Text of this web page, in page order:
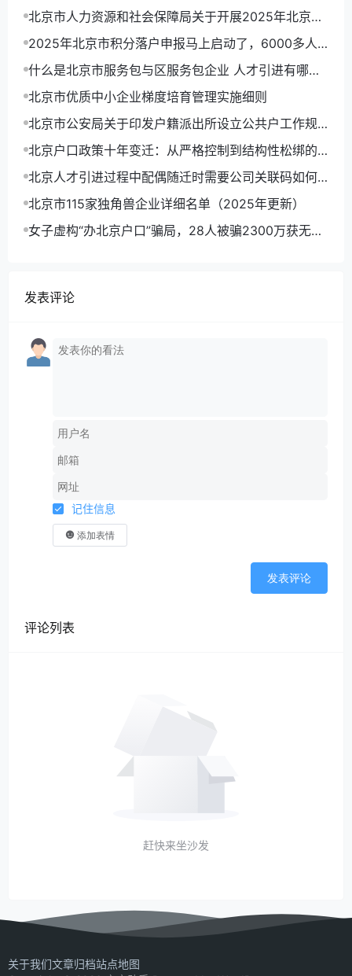
详解
北京市人力资源和社会保障局关于开展2025年北京市
积分落户申报工作的通告
2025年北京市积分落户申报马上启动了，6000多人
可以拿到北京户口
什么是北京市服务包与区服务包企业 人才引进有哪些
优势
北京市优质中小企业梯度培育管理实施细则
北京市公安局关于印发户籍派出所设立公共户工作规
定(试行)的通知
北京户口政策十年变迁：从严格控制到结构性松绑的
趋势分析
北京人才引进过程中配偶随迁时需要公司关联码如何
操作？
北京市115家独角兽企业详细名单（2025年更新）
女子虚构“办北京户口”骗局，28人被骗2300万获无期
发表评论
记住信息
添加表情
发表评论
评论列表
赶快来坐沙发
关于我们文章归档站点地图